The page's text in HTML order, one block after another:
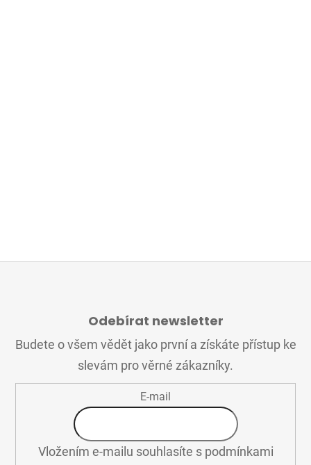
Odebírat newsletter
Budete o všem vědět jako první a získáte přístup ke
slevám pro věrné zákazníky.
E-mail
Vložením e-mailu souhlasíte s podmínkami